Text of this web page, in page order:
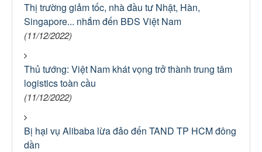
Thị trường giảm tốc, nhà đầu tư Nhật, Hàn,
Singapore... nhắm đến BĐS Việt Nam
(11/12/2022)
Thủ tướng: Việt Nam khát vọng trở thành trung tâm
logistics toàn cầu
(11/12/2022)
Bị hại vụ Alibaba lừa đảo đến TAND TP HCM đông
dần